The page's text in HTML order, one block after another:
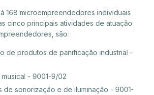
168 microempreendedores individuais
cinco principais atividades de atuação
são:
de produtos de panificação industrial -
- 9001-9/02
de sonorização e de iluminação - 9001-